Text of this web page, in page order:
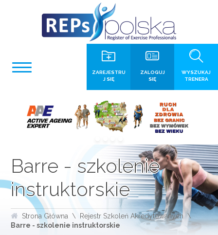
WYSZUKAJ
TRENERA
ZALOGUJ
SIĘ
ZAREJESTRU
J SIĘ
Barre - szkolenie
instruktorskie
Strona Główna
Rejestr Szkoleń Akredytowanych
Barre - szkolenie instruktorskie